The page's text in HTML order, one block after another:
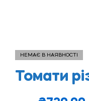
НЕМАЄ В НАЯВНОСТІ
Томати